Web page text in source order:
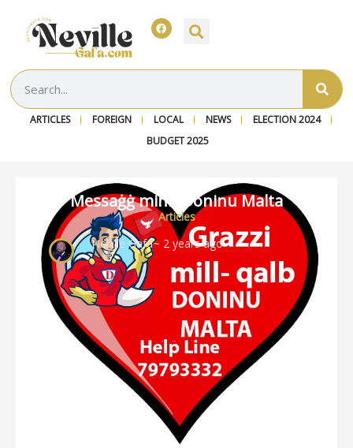
ARTICLES FOREIGN LOCAL NEWS
ELECTION 2024
BUDGET 2025
Messaġġ minn Doninu Malta
Articles
Neville Gafa~ 2 years ago